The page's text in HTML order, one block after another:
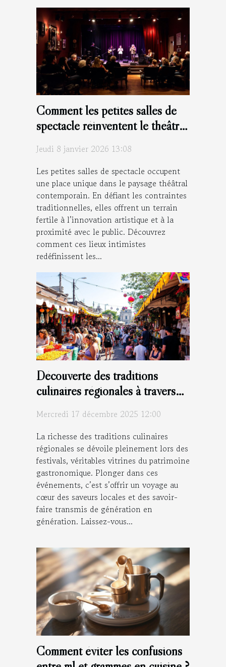
Comment les petites salles de
spectacle réinventent le théâtre
Jeudi 8 janvier 2026 13:08
Les petites salles de spectacle occupent
une place unique dans le paysage théâtral
contemporain. En défiant les contraintes
traditionnelles, elles offrent un terrain
fertile à l’innovation artistique et à la
proximité avec le public. Découvrez
comment ces lieux intimistes
redéfinissent les...
Découverte des traditions
culinaires régionales à travers
Mercredi 17 décembre 2025 12:00
La richesse des traditions culinaires
régionales se dévoile pleinement lors des
festivals, véritables vitrines du patrimoine
gastronomique. Plonger dans ces
événements, c’est s’offrir un voyage au
cœur des saveurs locales et des savoir-
faire transmis de génération en
génération. Laissez-vous...
Comment éviter les confusions